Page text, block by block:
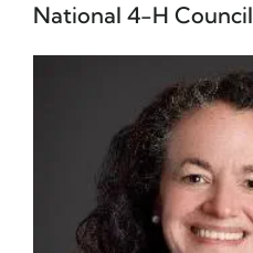
National 4-H Council